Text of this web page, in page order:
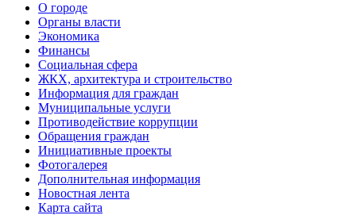
О городе
Органы власти
Экономика
Финансы
Социальная сфера
ЖКХ, архитектура и строительство
Информация для граждан
Муниципальные услуги
Противодействие коррупции
Обращения граждан
Инициативные проекты
Фотогалерея
Дополнительная информация
Новостная лента
Карта сайта